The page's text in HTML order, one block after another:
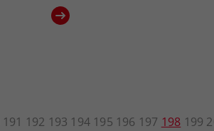
191 192 193 194 195 196 197 198 199